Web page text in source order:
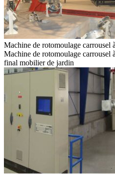
Machine de rotomoulage carrousel
Machine de rotomoulage carrousel
final mobilier de jardin